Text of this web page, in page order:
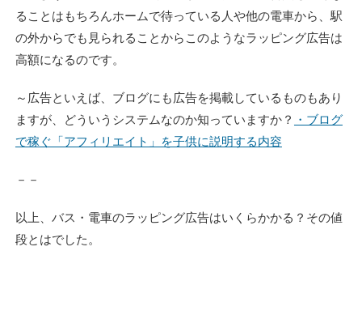
ることはもちろんホームで待っている人や他の電車から、駅
の外からでも見られることからこのようなラッピング広告は
高額になるのです。
～広告といえば、ブログにも広告を掲載しているものもあり
ますが、どういうシステムなのか知っていますか？ ・ブログ
で稼ぐ「アフィリエイト」を子供に説明する内容
－－
以上、バス・電車のラッピング広告はいくらかかる？その値
段とはでした。